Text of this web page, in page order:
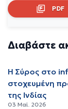
PDF
Διαβάστε
Η Σύρος στο
στοχευμένη
της Ινδίας
03 Μαϊ. 2026